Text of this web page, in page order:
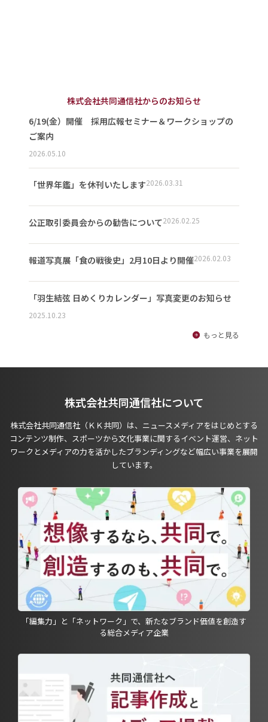
株式会社共同通信社からのお知らせ
6/19(金）開催 採用広報セミナー＆ワークショップの
ご案内
2026.05.10
「世界年鑑」を休刊いたします2026.03.31
公正取引委員会からの勧告について2026.02.25
報道写真展「食の戦後史」2月10日より開催2026.02.03
「羽生結弦 日めくりカレンダー」写真変更のお知らせ
2025.10.23
もっと見る
株式会社共同通信社について
株式会社共同通信社（ＫＫ共同）は、ニュースメディアをはじめとする
コンテンツ制作、スポーツから文化事業に関するイベント運営、ネット
ワークとメディアの力を活かしたブランディングなど幅広い事業を展開
しています。
「編集力」と「ネットワーク」で、新たなブランド価値を創造す
る総合メディア企業